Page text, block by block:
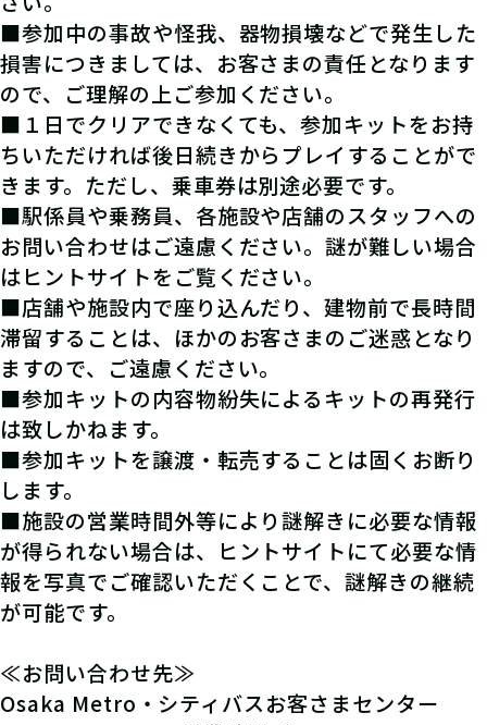
■参加中の事故や怪我、器物損壊などで発生した
損害につきましては、お客さまの責任となります
ので、ご理解の上ご参加ください。
■１日でクリアできなくても、参加キットをお持
ちいただければ後日続きからプレイすることがで
きます。ただし、乗車券は別途必要です。
■駅係員や乗務員、各施設や店舗のスタッフへの
お問い合わせはご遠慮ください。謎が難しい場合
はヒントサイトをご覧ください。
■店舗や施設内で座り込んだり、建物前で長時間
滞留することは、ほかのお客さまのご迷惑となり
ますので、ご遠慮ください。
■参加キットの内容物紛失によるキットの再発行
は致しかねます。
■参加キットを譲渡・転売することは固くお断り
します。
■施設の営業時間外等により謎解きに必要な情報
が得られない場合は、ヒントサイトにて必要な情
報を写真でご確認いただくことで、謎解きの継続
が可能です。
≪お問い合わせ先≫
Osaka Metro・シティバスお客さまセンター